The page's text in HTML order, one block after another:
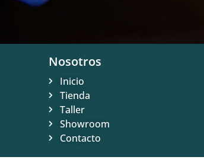
Nosotros
Inicio
Tienda
Taller
Showroom
Contacto